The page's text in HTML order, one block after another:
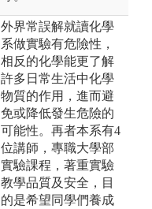
外界常誤解就讀化學
系做實驗有危險性，
相反的化學能更了解
許多日常生活中化學
物質的作用，進而避
免或降低發生危險的
可能性。再者本系有4
位講師，專職大學部
實驗課程，著重實驗
教學品質及安全，目
的是希望同學們養成